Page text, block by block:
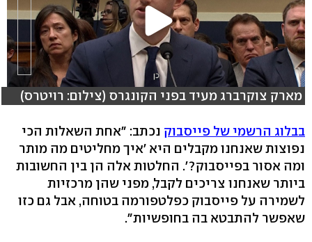
מארק צוקרברג מעיד בפני הקונגרס (צילום: רויטרס)
בבלוג הרשמי של פייסבוק נכתב: "אחת השאלות הכי
נפוצות שאנחנו מקבלים היא 'איך מחליטים מה מותר
ומה אסור בפייסבוק?'. החלטות אלה הן בין החשובות
ביותר שאנחנו צריכים לקבל, מפני שהן מרכזיות
לשמירה על פייסבוק כפלטפורמה בטוחה, אבל גם כזו
שאפשר להתבטא בה בחופשיות".